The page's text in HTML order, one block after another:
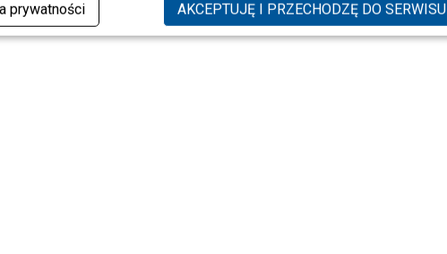
prywatności AKCEPTUJĘ I PRZECHODZĘ DO SERWISU